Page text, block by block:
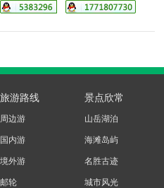
旅游路线
周边游
国内游
境外游
邮轮
景点欣常
山岳湖泊
海滩岛屿
名胜古迹
城市风光